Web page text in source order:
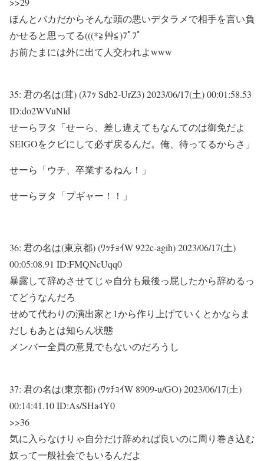
ほんとバカだからそんな頭の悪いデタラメで相手を言い負
かせると思ってる(((*≧艸≦)ﾌﾟﾌﾟ
お前たまには外に出て人交われよwww
35: 君の名は(茸) (ｽﾌｯ Sdb2-UrZ3)2023/06/17(土) 00:01:58.53
ID:do2WVuNld
せーらヲタ「せーら、差し違えてもなんてのは御免だよ
SEIGOをクビにして必ず戻るんだ。俺、待ってるからさ」
せーら「ウチ、卒業するねん！」
せーらヲタ「プギャー！！」
36: 君の名は(東京都) (ﾜｯﾁｮｲW 922c-agih)2023/06/17(土)
00:05:08.91 ID:FMQNcUqq0
暴露して辞めさせてじゃ自分も最後っ屁したから辞めるっ
てどうなんだろ
せめて代わりの演出家と1から作り上げていくとかならま
だしもあとは知らん状態
メンバー全員の意見でもないのだろうし
37: 君の名は(東京都) (ﾜｯﾁｮｲW 8909-u/GO)2023/06/17(土)
00:14:41.10 ID:As/SHa4Y0
>>36
気に入らなけりゃ自分だけ辞めれば良いのに周り巻き込む
奴って一般社会でもいるんだよ